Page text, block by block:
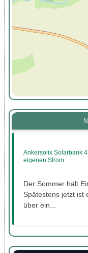
Ankersolix Solarbank
eigenen Strom
Der Sommer hält
Spätestens jetzt ist
über ein...